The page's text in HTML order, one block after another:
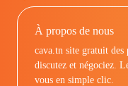
À propos de nous
cava.tn site gratuit des
discutez et négociez.
vous en simple clic.